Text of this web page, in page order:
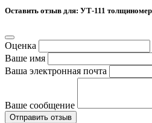
Оставить отзыв для: УТ-111 толщиномер
Оценка
Ваше имя
Ваша электронная почта
Ваше сообщение
Отправить отзыв